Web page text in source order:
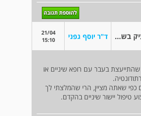
רווח מעיק בשיניים - מה עושים ד"ר יוסף גפני
21/04
15:10
בעבר עם רופא שיניים או
כפי שאתה מציין, הרי שהמלצתי לך
טיפול יישור שיניים בהקדם.